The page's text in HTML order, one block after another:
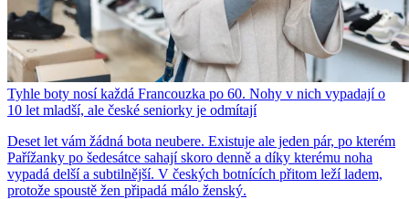
Tyhle boty nosí každá Francouzka po 60. Nohy v nich vypadají o
10 let mladší, ale české seniorky je odmítají
Deset let vám žádná bota neubere. Existuje ale jeden pár, po kterém
Pařížanky po šedesátce sahají skoro denně a díky kterému noha
vypadá delší a subtilnější. V českých botnících přitom leží ladem,
protože spoustě žen připadá málo ženský.